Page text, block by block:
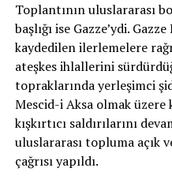
Toplantının uluslararası
başlığı ise Gazze’ydi.
kaydedilen ilerlemelere
ateşkes ihlallerini
topraklarında yerleşimci
Mescid-i Aksa olmak
kışkırtıcı saldırılarını
uluslararası topluma açık
çağrısı yapıldı.